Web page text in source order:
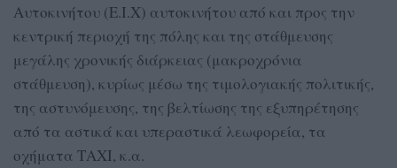
Αυτοκινήτου (Ε.Ι.Χ) αυτοκινήτου από και προς την
κεντρική περιοχή της πόλης και της στάθμευσης
μεγάλης χρονικής διάρκειας (μακροχρόνια
στάθμευση), κυρίως μέσω της τιμολογιακής πολιτικής,
της αστυνόμευσης, της βελτίωσης της εξυπηρέτησης
από τα αστικά και υπεραστικά λεωφορεία, τα
οχήματα ΤΑΧΙ, κ.α.